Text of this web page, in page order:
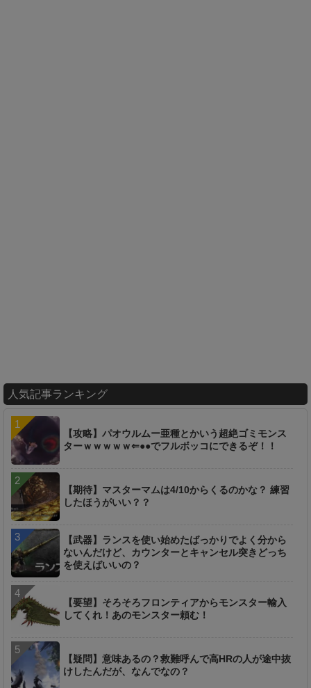
人気記事ランキング
【攻略】パオウルムー亜種とかいう超絶ゴミモンス
ターｗｗｗｗｗ⇐●●でフルボッコにできるぞ！！
【期待】マスターマムは4/10からくるのかな？ 練習
したほうがいい？？
【武器】ランスを使い始めたばっかりでよく分から
ないんだけど、カウンターとキャンセル突きどっち
を使えばいいの？
【要望】そろそろフロンティアからモンスター輸入
してくれ！あのモンスター頼む！
【疑問】意味あるの？救難呼んで高HRの人が途中抜
けしたんだが、なんでなの？